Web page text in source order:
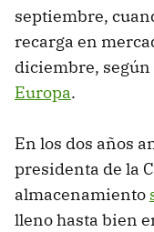
septiembre,
recarga en
diciembre, según
Europa.
En los dos años
presidenta de la
almacenamiento
lleno hasta bien